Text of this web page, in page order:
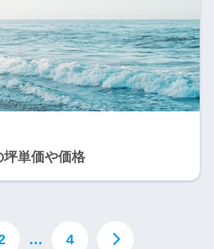
単価や価格
… 4